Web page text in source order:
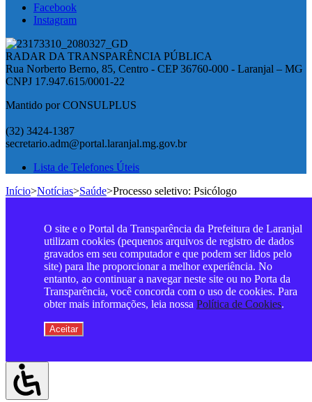
Facebook
Instagram
RADAR DA TRANSPARÊNCIA PÚBLICA
Rua Norberto Berno, 85, Centro - CEP 36760-000 - Laranjal – MG
CNPJ 17.947.615/0001-22
Mantido por CONSULPLUS
(32) 3424-1387
secretario.adm@portal.laranjal.mg.gov.br
Lista de Telefones Úteis
Início>Notícias>Saúde>Processo seletivo: Psicólogo
O site e o Portal da Transparência da Prefeitura de Laranjal
utilizam cookies (pequenos arquivos de registro de dados
gravados em seu computador e que podem ser lidos pelo
site) para lhe proporcionar a melhor experiência. No
entanto, ao continuar a navegar neste site ou no Porta da
Transparência, você concorda com o uso de cookies. Para
obter mais informações, leia nossa Política de Cookies.
Aceitar